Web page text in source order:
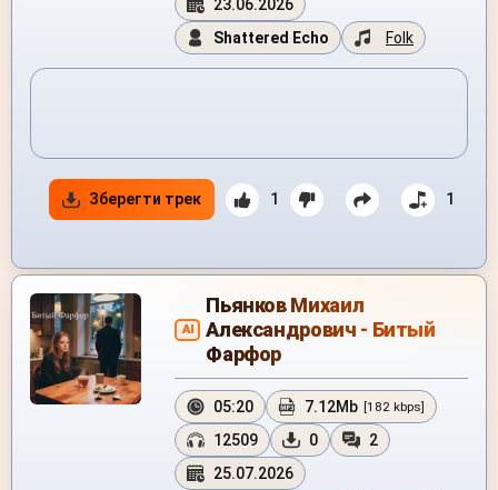
23.06.2026
Shattered Echo
Folk
Зберегти трек 1 1
AI
Пьянков Михаил
Александрович - Битый
Фарфор
05:20 7.12Mb [182 kbps]
12509 0
2
25.07.2026